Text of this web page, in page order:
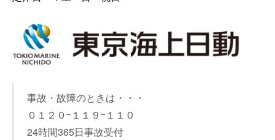
事故・故障のときは・・・
０１２０ｰ１１９ｰ１１０
24時間365日事故受付